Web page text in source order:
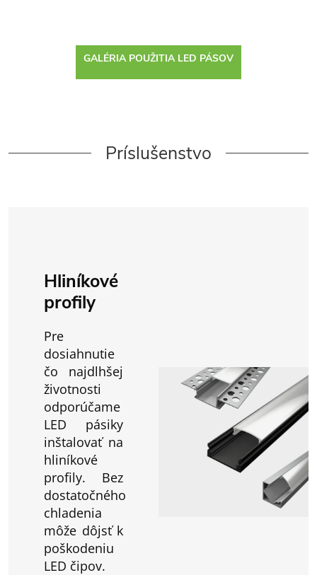
GALÉRIA POUŽITIA LED PÁSOV
Príslušenstvo
Hliníkové
profily
Pre
dosiahnutie
čo najdlhšej
životnosti
odporúčame
LED pásiky
inštalovať na
hliníkové
profily. Bez
dostatočného
chladenia
môže dôjsť k
poškodeniu
LED čipov.